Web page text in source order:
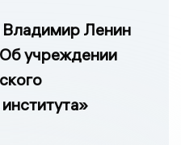
Владимир Ленин
учреждении